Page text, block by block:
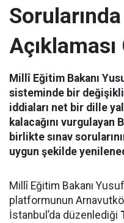
Açıklaması
Millî Eğitim Bakanı
sisteminde bir
iddiaları net bir dille
kalacağını
birlikte sınav
uygun şekilde
Millî Eğitim Bakanı
platformunun
İstanbul’da düzenlediği